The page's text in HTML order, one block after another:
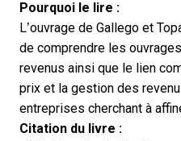
Pourquoi le lire :
L’ouvrage de Gallego et
de comprendre les
revenus ainsi que le lien
prix et la gestion des
entreprises cherchant à
Citation du livre :